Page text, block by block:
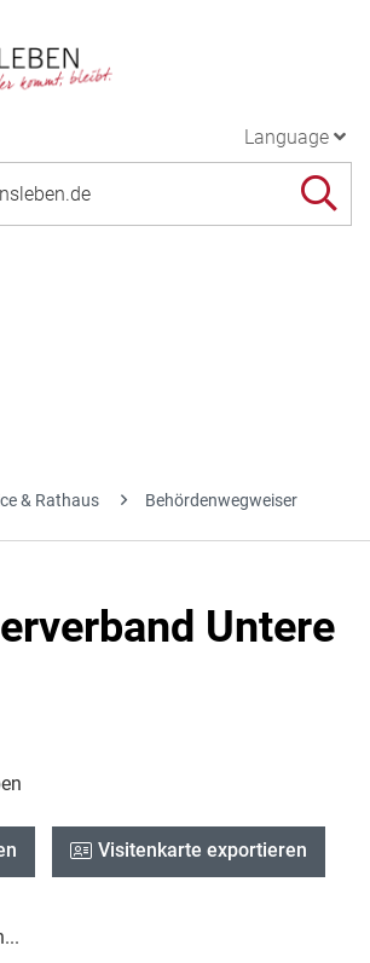
Language
& Rathaus Behördenwegweiser
Untere
Visitenkarte exportieren